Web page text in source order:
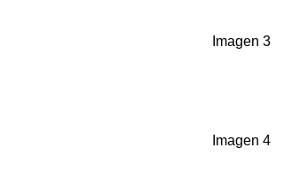
Imagen 3
Imagen 4